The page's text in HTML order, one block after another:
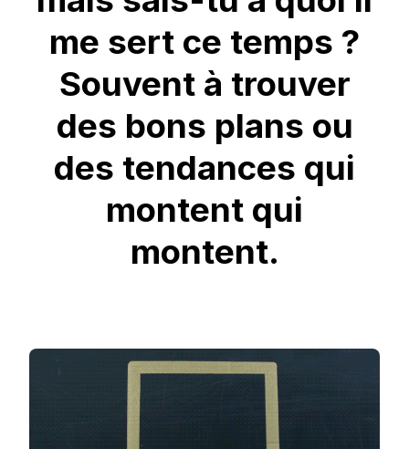
me sert ce temps ?
Souvent à trouver
des bons plans ou
des tendances qui
montent qui
montent.